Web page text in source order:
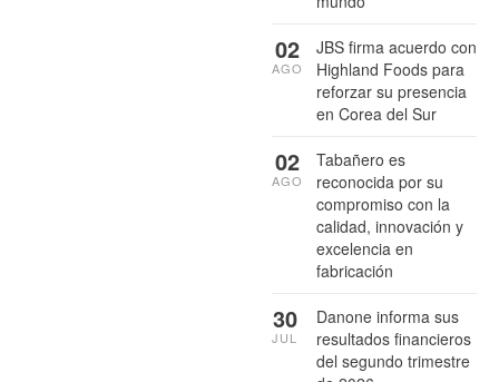
JBS firma acuerdo con
Highland Foods para
reforzar su presencia
en Corea del Sur
02
AGO
Tabañero es
reconocida por su
compromiso con la
calidad, innovación y
excelencia en
fabricación
02
AGO
Danone informa sus
resultados financieros
del segundo trimestre
30
JUL